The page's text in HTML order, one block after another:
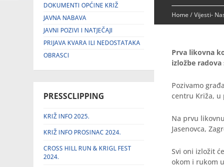
DOKUMENTI OPĆINE KRIŽ
JAVNA NABAVA
JAVNI POZIVI I NATJEČAJI
PRIJAVA KVARA ILI NEDOSTATAKA
OBRASCI
PRESSCLIPPING
KRIŽ INFO 2025.
KRIŽ INFO PROSINAC 2024.
CROSS HILL RUN & KRIGL FEST
2024.
Home/Vijesti-
Prva likovna
izložbe
Pozivamo
centru Križa, u
Na prvu
Jasenovca,
Svi oni izložit
okom i rukom